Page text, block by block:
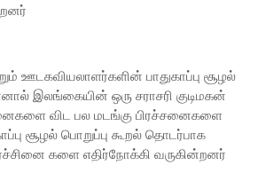
ஊடகவியலாளர்களின் பாதுகாப்பு சூழல்
இலங்கையின் ஒரு சராசரி குடிமகன்
விட பல மடங்கு பிரச்சனைகளை
சூழல் பொறுப்பு கூறல் தொடர்பாக
களை எதிர்நோக்கி வருகின்றனர்